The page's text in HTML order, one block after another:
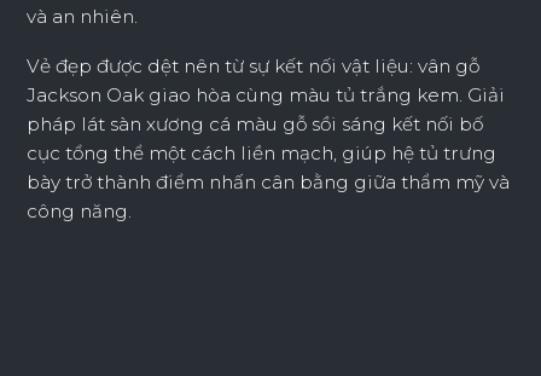
và an nhiên.
Vẻ đẹp được dệt nên từ sự kết nối vật liệu: vân gỗ
Jackson Oak giao hòa cùng màu tủ trắng kem. Giải
pháp lát sàn xương cá màu gỗ sồi sáng kết nối bố
cục tổng thể một cách liền mạch, giúp hệ tủ trưng
bày trở thành điểm nhấn cân bằng giữa thẩm mỹ và
công năng.